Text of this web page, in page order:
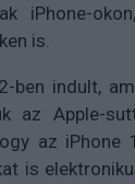
iPhone-
is.
ben indult,
az Apple-
az iPhone
is